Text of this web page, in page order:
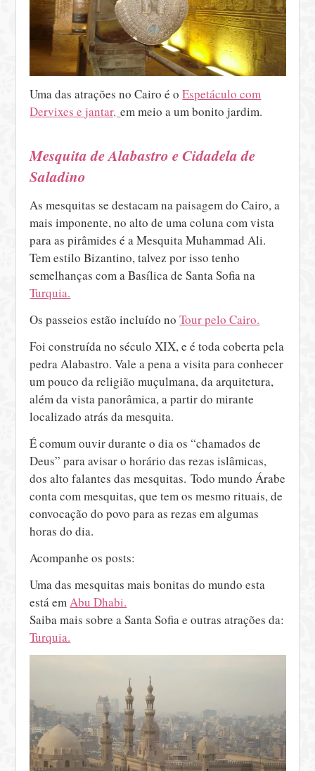
Uma das atrações no Cairo é oEspetáculo com
Dervixes e jantar,em meio a um bonito jardim.
Mesquita de Alabastro e Cidadela de
Saladino
As mesquitas se destacam na paisagem do Cairo, a
mais imponente, no alto de uma coluna com vista
para as pirâmides é a Mesquita Muhammad Ali.
Tem estilo Bizantino, talvez por isso tenho
semelhanças com a Basílica de Santa Sofia na
Turquia.
Os passeios estão incluído noTour pelo Cairo.
Foi construída no século XIX, e é toda coberta pela
pedra Alabastro. Vale a pena a visita para conhecer
um pouco da religião muçulmana, da arquitetura,
além da vista panorâmica, a partir do mirante
localizado atrás da mesquita.
É comum ouvir durante o dia os “chamados de
Deus” para avisar o horário das rezas islâmicas,
dos alto falantes das mesquitas. Todo mundo Árabe
conta com mesquitas, que tem os mesmo rituais, de
convocação do povo para as rezas em algumas
horas do dia.
Acompanhe os posts:
Uma das mesquitas mais bonitas do mundo esta
está emAbu Dhabi.
Saiba mais sobre a Santa Sofia e outras atrações da:
Turquia.